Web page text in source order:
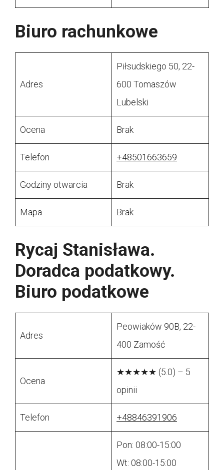
Biuro rachunkowe
Adres
Piłsudskiego 50, 22-
600 Tomaszów
Lubelski
Ocena Brak
Telefon +48501663659
Godziny otwarcia Brak
Mapa Brak
Rycaj Stanisława.
Doradca podatkowy.
Biuro podatkowe
Adres
Peowiaków 90B, 22-
400 Zamość
Ocena
★★★★★ (5.0) – 5
opinii
Telefon +48846391906
Pon: 08:00-15:00
Wt: 08:00-15:00